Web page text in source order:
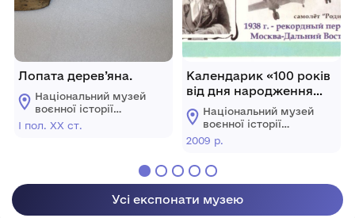
Лопата дерев’яна.
Національний музей
воєнної історії
Слобожанщини
І пол. ХХ ст.
Календарик «100 років
від дня народження
В.С. Гризодубової. Літак
«Батьківщина».
Національний музей
воєнної історії
Слобожанщини
2009 р.
Усі експонати музею